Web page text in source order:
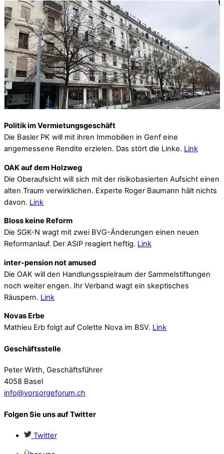
Politik im Vermietungsgeschäft
Die Basler PK will mit ihren Immobilien in Genf eine
angemessene Rendite erzielen. Das stört die Linke. Link
OAK auf dem Holzweg
Die Oberaufsicht will sich mit der risikobasierten Aufsicht einen
alten Traum verwirklichen. Experte Roger Baumann hält nichts
davon. Link
Bloss keine Reform
Die SGK-N wagt mit zwei BVG-Änderungen einen neuen
Reformanlauf. Der ASIP reagiert heftig. Link
inter-pension not amused
Die OAK will den Handlungsspielraum der Sammelstiftungen
noch weiter engen. Ihr Verband wagt ein skeptisches
Räuspern. Link
Novas Erbe
Mathieu Erb folgt auf Colette Nova im BSV. Link
Geschäftsstelle
Peter Wirth, Geschäftsführer
4058 Basel
info@vorsorgeforum.ch
Folgen Sie uns auf Twitter
Twitter